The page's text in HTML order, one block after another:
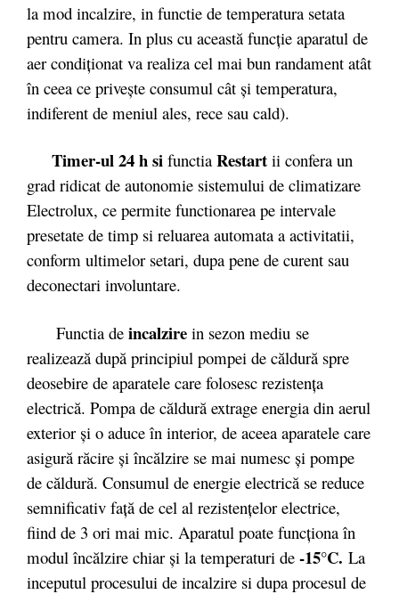
la mod incalzire, in functie de temperatura setata
pentru camera. In plus cu această funcţie aparatul de
aer condiţionat va realiza cel mai bun randament atât
în ceea ce priveşte consumul cât şi temperatura,
indiferent de meniul ales, rece sau cald).
Timer-ul 24 h si functia Restart ii confera un
grad ridicat de autonomie sistemului de climatizare
Electrolux, ce permite functionarea pe intervale
presetate de timp si reluarea automata a activitatii,
conform ultimelor setari, dupa pene de curent sau
deconectari involuntare.
Functia de incalzire in sezon mediu se
realizează după principiul pompei de căldură spre
deosebire de aparatele care folosesc rezistenţa
electrică. Pompa de căldură extrage energia din aerul
exterior şi o aduce în interior, de aceea aparatele care
asigură răcire şi încălzire se mai numesc şi pompe
de căldură. Consumul de energie electrică se reduce
semnificativ faţă de cel al rezistenţelor electrice,
fiind de 3 ori mai mic. Aparatul poate funcţiona în
modul încălzire chiar şi la temperaturi de -15°C. La
inceputul procesului de incalzire si dupa procesul de